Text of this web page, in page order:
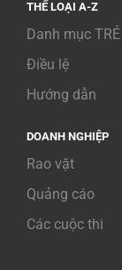
THỂ LOẠI A-Z
Danh mục TRẺ
Điều lệ
Hướng dẫn
DOANH NGHIỆP
Rao vặt
Quảng cáo
Các cuộc thi